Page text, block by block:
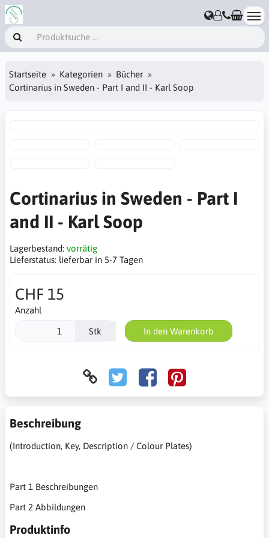
Startseite Kategorien
Bücher
Cortinarius in Sweden - Part I and II - Karl Soop
Cortinarius in Sweden - Part I
and II - Karl Soop
Lagerbestand: vorrätig
Lieferstatus: lieferbar in 5-7 Tagen
CHF 15
Anzahl
Stk In den Warenkorb
Beschreibung
(Introduction, Key, Description / Colour Plates)
Part 1 Beschreibungen
Part 2 Abbildungen
Produktinfo